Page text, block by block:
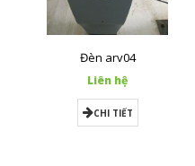
Đèn arv04
Liên hệ
CHI TIẾT